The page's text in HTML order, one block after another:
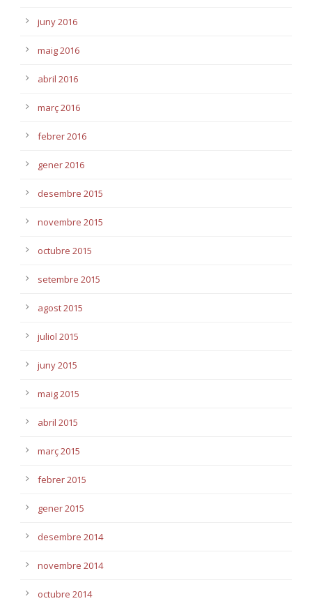
juny 2016
maig 2016
abril 2016
març 2016
febrer 2016
gener 2016
desembre 2015
novembre 2015
octubre 2015
setembre 2015
agost 2015
juliol 2015
juny 2015
maig 2015
abril 2015
març 2015
febrer 2015
gener 2015
desembre 2014
novembre 2014
octubre 2014